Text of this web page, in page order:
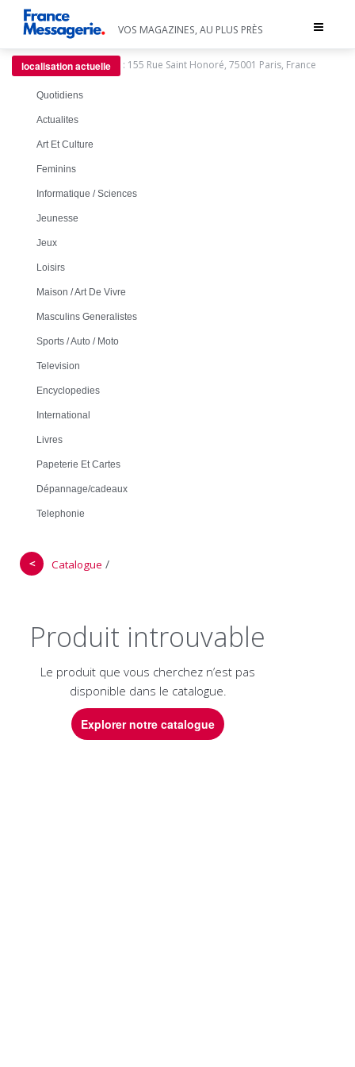
Toggle
VOS MAGAZINES, AU PLUS PRÈS
localisation actuelle : 155 Rue Saint Honoré, 75001 Paris, France
Quotidiens
Actualites
Art Et Culture
Feminins
Informatique / Sciences
Jeunesse
Jeux
Loisirs
Maison / Art De Vivre
Masculins Generalistes
Sports / Auto / Moto
Television
Encyclopedies
International
Livres
Papeterie Et Cartes
Dépannage/cadeaux
Telephonie
＜ Catalogue /
Produit introuvable
Le produit que vous cherchez n’est pas
disponible dans le catalogue.
Explorer notre catalogue